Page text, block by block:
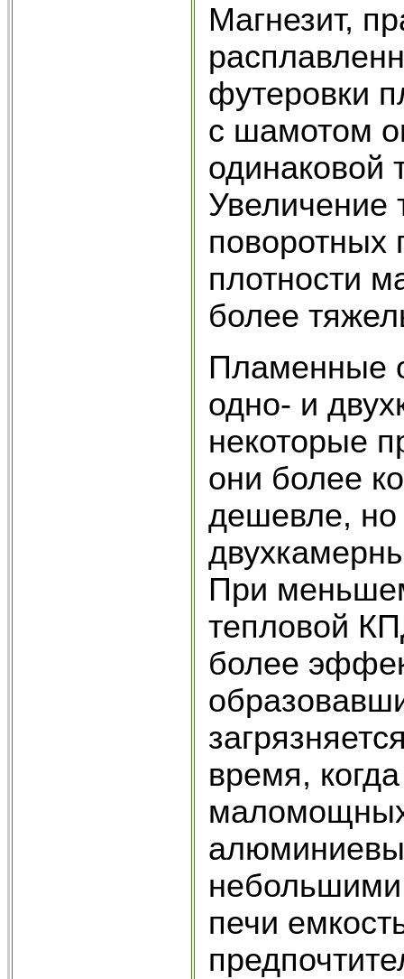
Магнезит,
футеровки
с шамотом
одинаковой
Увеличение
поворотных
плотности
более
Пламенные
одно- и
некоторые
они более
дешевле, но
При
тепловой
более
время,
печи